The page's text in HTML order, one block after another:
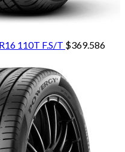
110T F.S/T $369.586